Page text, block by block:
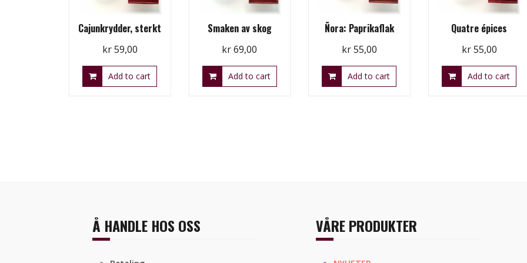
Cajunkrydder, sterkt
kr59,00
Add to cart
Smaken av skog
kr69,00
Add to cart
Ñora: Paprikaflak
kr55,00
Add to cart
Quatre épices
kr55,00
Add to cart
Å HANDLE HOS OSS VÅRE PRODUKTER